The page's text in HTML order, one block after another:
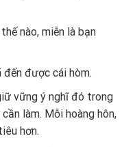
nào, miễn là bạn
được cái hòm.
vững ý nghĩ đó trong
làm. Mỗi hoàng hôn,
hơn.